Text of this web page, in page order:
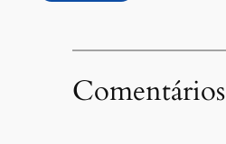
Comentários